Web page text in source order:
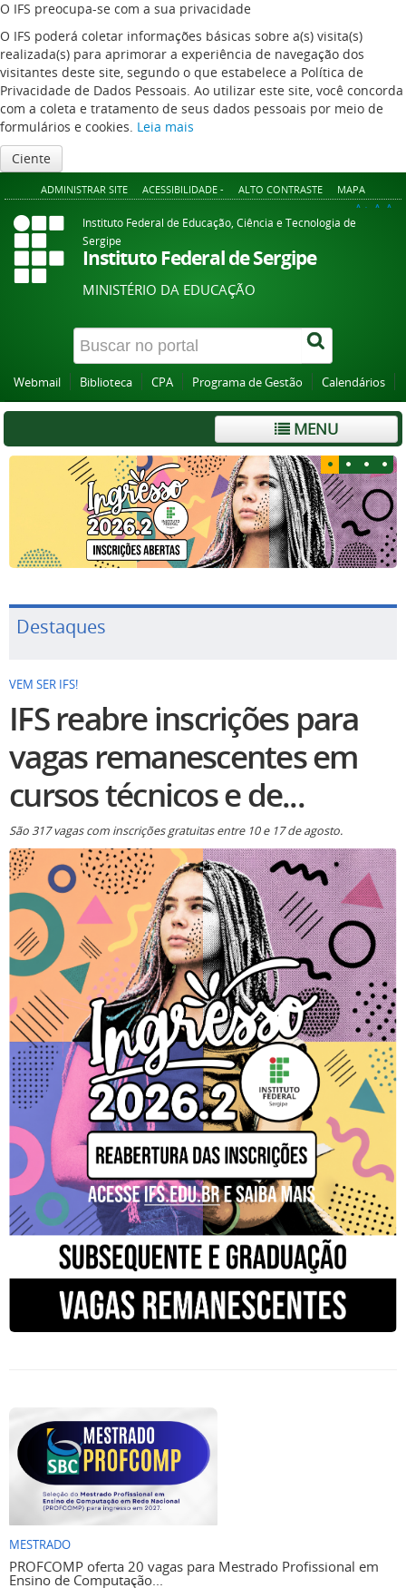
O IFS preocupa-se com a sua privacidade
O IFS poderá coletar informações básicas sobre a(s) visita(s)
realizada(s) para aprimorar a experiência de navegação dos
visitantes deste site, segundo o que estabelece a Política de
Privacidade de Dados Pessoais. Ao utilizar este site, você concorda
com a coleta e tratamento de seus dados pessoais por meio de
formulários e cookies. Leia mais
Ciente
ADMINISTRAR SITE ACESSIBILIDADE - ALTO CONTRASTE MAPA
A+ A A-
Instituto Federal de Educação, Ciência e Tecnologia de
Sergipe
Instituto Federal de Sergipe
MINISTÉRIO DA EDUCAÇÃO
Webmail Biblioteca CPA Programa de Gestão Calendários
MENU
Destaques
VEM SER IFS!
IFS reabre inscrições para
vagas remanescentes em
cursos técnicos e de...
São 317 vagas com inscrições gratuitas entre 10 e 17 de agosto.
MESTRADO
PROFCOMP oferta 20 vagas para Mestrado Profissional em
Ensino de Computação...